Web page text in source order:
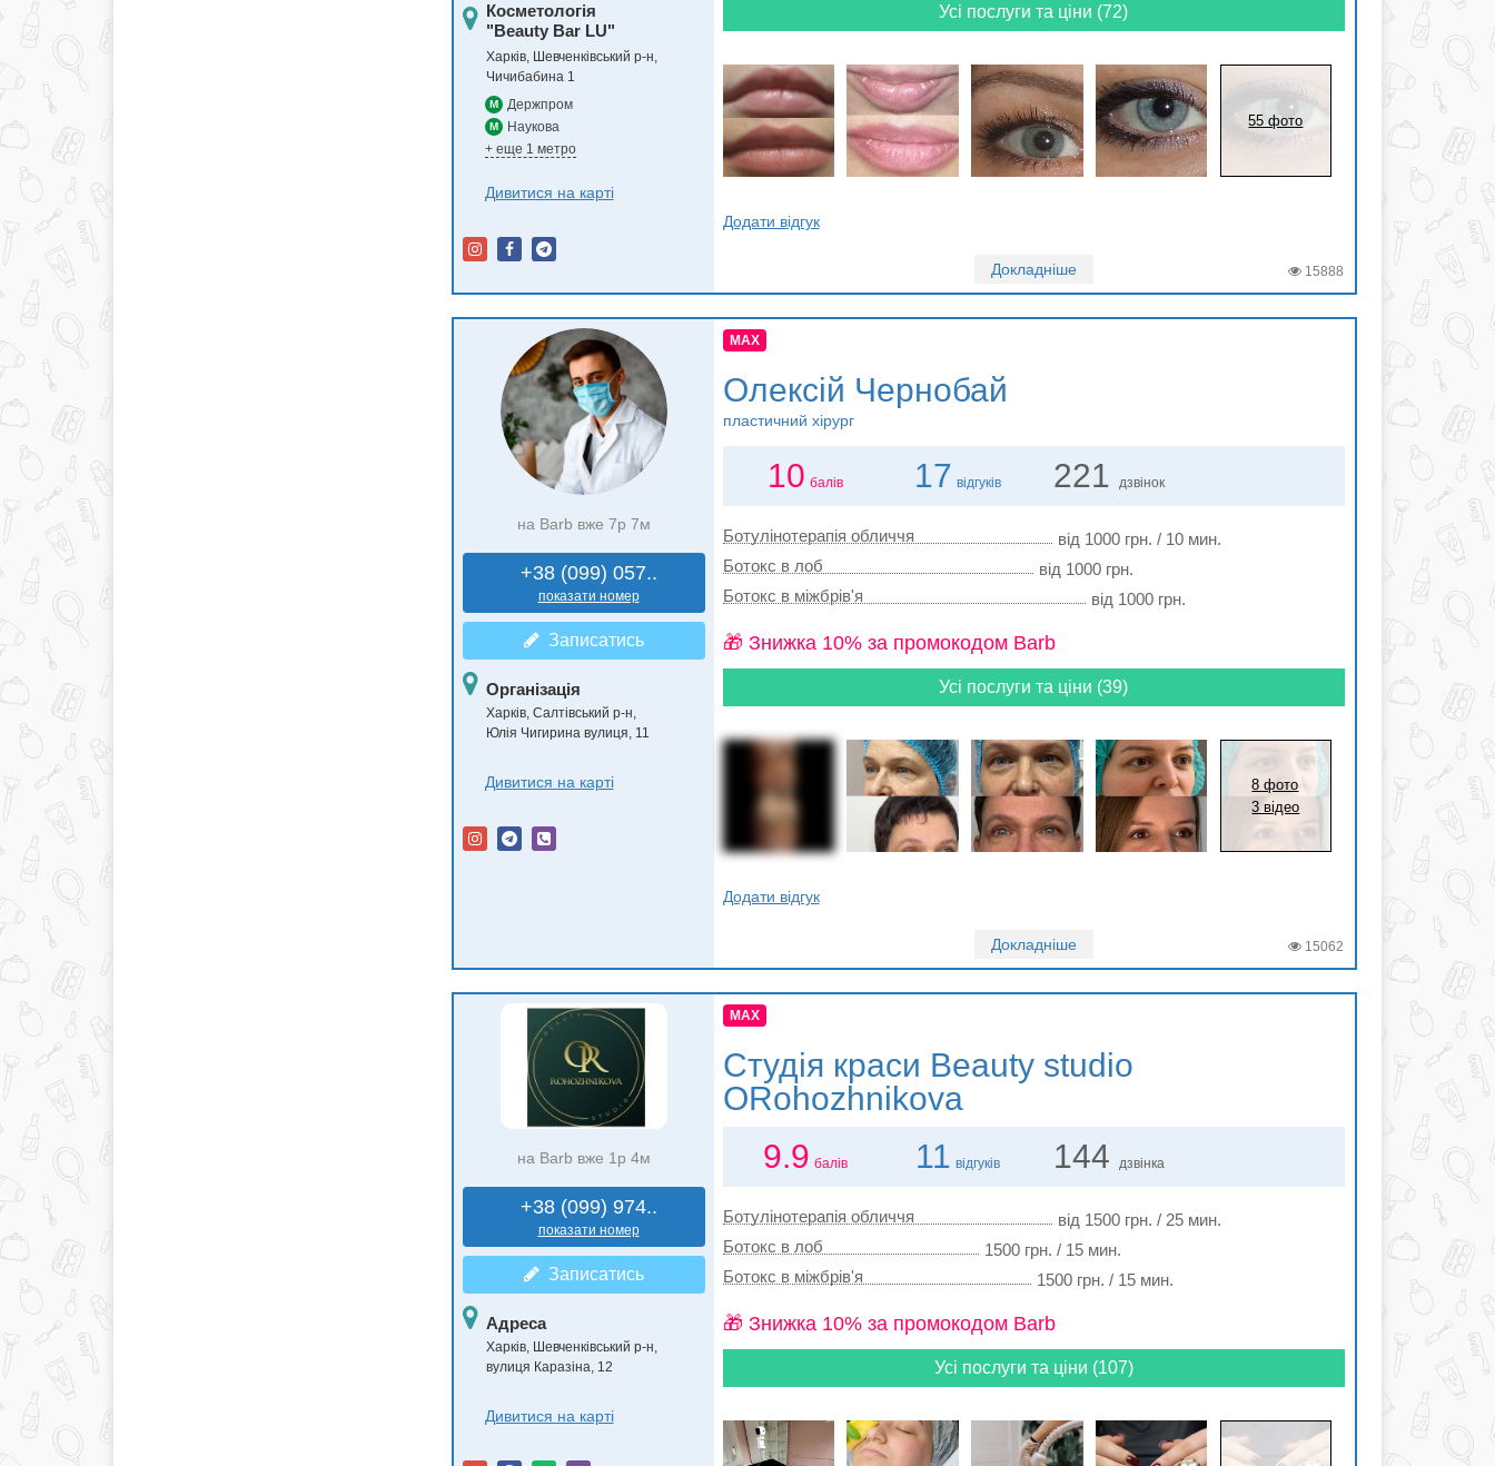
Косметологія
"Beauty Bar LU"
Харків, Шевченківський р-н,
Чичибабина 1
M Держпром
M
Наукова
+ еще 1 метро
Дивитися на карті
Усі послуги та ціни (72)
55 фото
Додати відгук
Докладніше 15888
на Barb вже 7р 7м
+38 (099) 057..
показати номер
Записатись
Організація
Харків, Салтівський р-н,
Юлія Чигирина вулиця, 11
Дивитися на карті
MAX
Олексій Чернобай
пластичний хірург
10 балів 17 відгуків 221 дзвінок
Ботулінотерапія обличчя
від 1000 грн. / 10 мин.
Ботокс в лоб
від 1000 грн.
Ботокс в міжбрів'я
від 1000 грн.
🎁 Знижка 10% за промокодом Barb
Усі послуги та ціни (39)
8 фото
3 відео
Додати відгук
Докладніше 15062
на Barb вже 1р 4м
+38 (099) 974..
показати номер
Записатись
Адреса
Харків, Шевченківський р-н
вулиця Каразіна, 12
Дивитися на карті
MAX
Студія краси Beauty studio
ORohozhnikova
9.9 балів 11 відгуків 144 дзвінка
Ботулінотерапія обличчя
від 1500 грн. / 25 мин.
Ботокс в лоб
1500 грн. / 15 мин.
Ботокс в міжбрів'я
1500 грн. / 15 мин.
🎁 Знижка 10% за промокодом Barb
Усі послуги та ціни (107)